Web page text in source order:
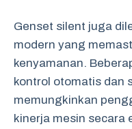
Genset silent juga
modern yang
kenyamanan.
kontrol otomatis dan
memungkinkan
kinerja mesin secara